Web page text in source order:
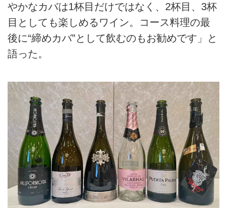
やかなカバは1杯目だけではなく、2杯目、3杯
目としても楽しめるワイン。コース料理の最
後に“締めカバ”として飲むのもお勧めです」と
語った。